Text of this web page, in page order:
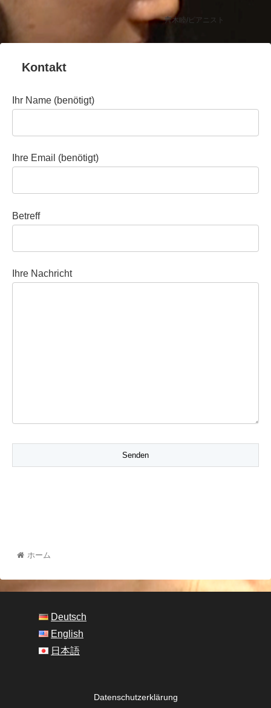
齊木睦/ピアニスト
Kontakt
Ihr Name (benötigt)
Ihre Email (benötigt)
Betreff
Ihre Nachricht
ホーム
Deutsch
English
日本語
Datenschutzerklärung